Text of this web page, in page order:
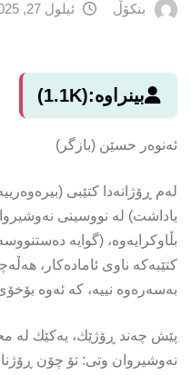
بنکۆڵ ئیلول 27, 2025
بینراوە:(1.1K)
ئەنوەر حسێن (بازگر)
یاداشت) لە نووسینی
بڵاوكرایەوە، (گوایە
كتێبەكە ناوی ئامادەكار،
بەسەرەوە نییە، كە ئەوە
پێش چەند ڕۆژێك، یەكێك لە
نەوشیروان وتی: تۆ چۆن